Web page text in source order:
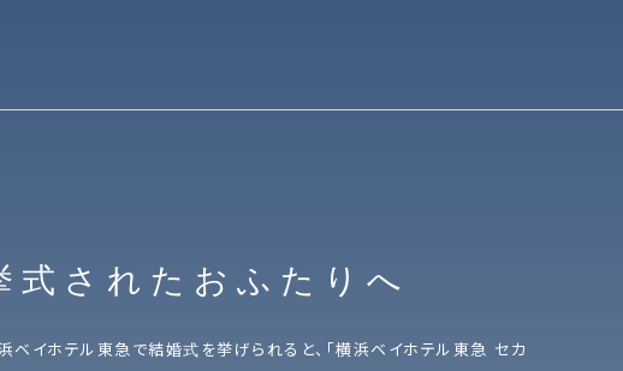
式されたおふたりへ
ベイホテル東急で結婚式を挙げられると、「横浜ベイホテル東急 セカ